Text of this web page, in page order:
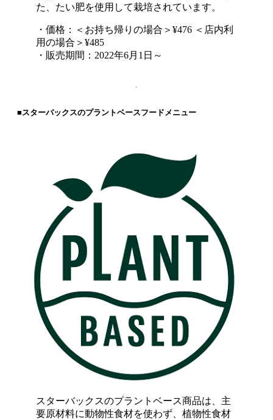
た、たい肥を使用して栽培されています。
・価格：＜お持ち帰りの場合＞¥476 ＜店内利
用の場合＞¥485
・販売期間：2022年6月1日～
■スターバックスのプラントベースフードメニュー
スターバックスのプラントベース商品は、主
要原材料に動物性食材を使わず、植物性食材